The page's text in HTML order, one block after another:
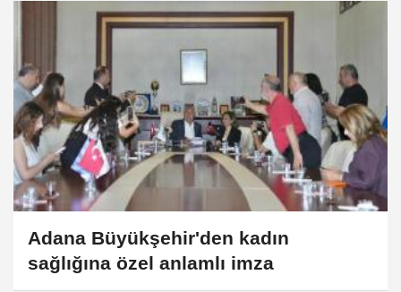
Adana Büyükşehir'den kadın
sağlığına özel anlamlı imza